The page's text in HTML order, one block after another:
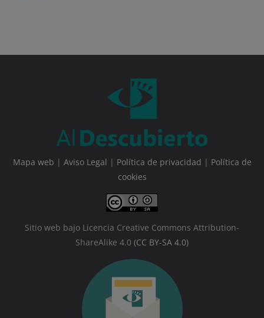
Mapa web | Aviso Legal | Política de privacidad | Política de
cookies
Sitio web bajo Licencia Creative Commons Attribution-
ShareAlike 4.0 (CC BY-SA 4.0)